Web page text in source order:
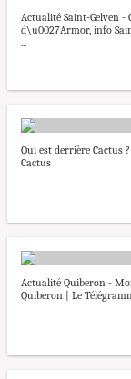
Actualité Saint-Gelven -
d\u0027Armor, info
...
Qui est derrière Cactus
Cactus
Actualité Quiberon -
Quiberon | Le